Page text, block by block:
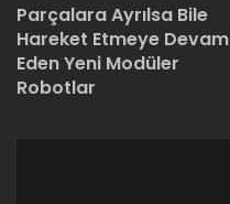
Parçalara Ayrılsa Bile
Hareket Etmeye Devam
Eden Yeni Modüler
Robotlar